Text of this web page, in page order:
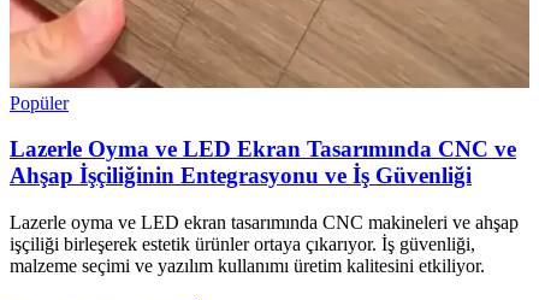
Popüler
Lazerle Oyma ve LED Ekran Tasarımında CNC ve
Ahşap İşçiliğinin Entegrasyonu ve İş Güvenliği
Lazerle oyma ve LED ekran tasarımında CNC makineleri ve ahşap
işçiliği birleşerek estetik ürünler ortaya çıkarıyor. İş güvenliği,
malzeme seçimi ve yazılım kullanımı üretim kalitesini etkiliyor.